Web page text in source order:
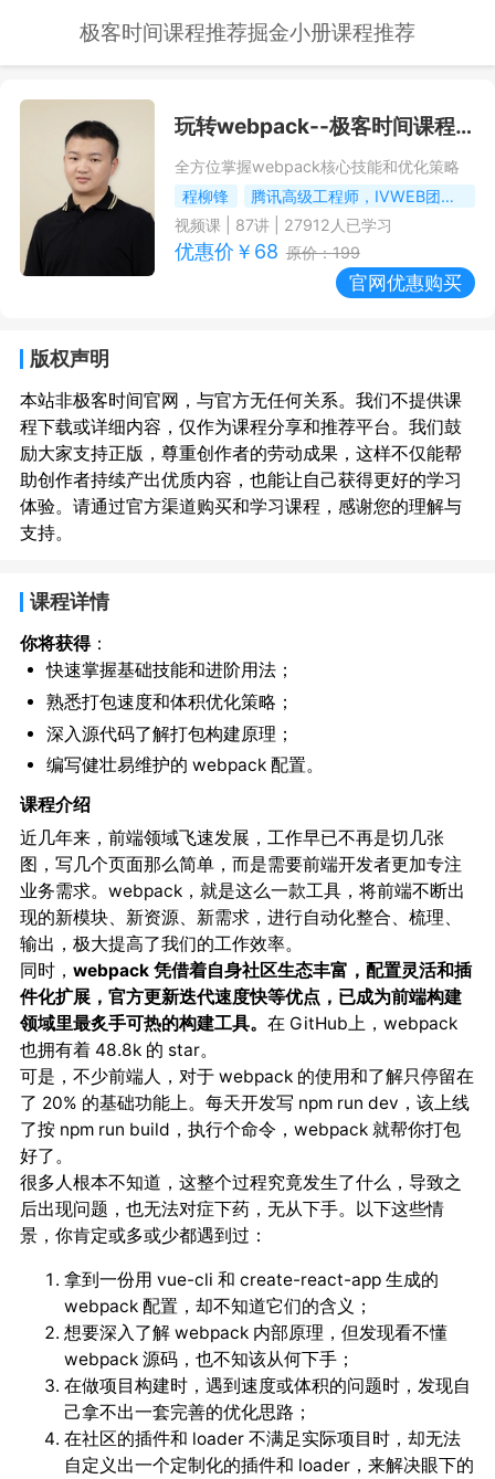
极客时间课程推荐掘金小册课程推荐
玩转webpack--极客时间课程推荐/优惠
全方位掌握webpack核心技能和优化策略
程柳锋
腾讯高级工程师，IVWEB团队社区和工程化负责人
视频课| 87讲 | 27912 人已学习
优惠价￥ 68 原价：199
官网优惠购买
版权声明
本站非极客时间官网，与官方无任何关系。我们不提供课
程下载或详细内容，仅作为课程分享和推荐平台。我们鼓
励大家支持正版，尊重创作者的劳动成果，这样不仅能帮
助创作者持续产出优质内容，也能让自己获得更好的学习
体验。请通过官方渠道购买和学习课程，感谢您的理解与
支持。
课程详情
你将获得：
快速掌握基础技能和进阶用法；
熟悉打包速度和体积优化策略；
深入源代码了解打包构建原理；
编写健壮易维护的 webpack 配置。
课程介绍
近几年来，前端领域飞速发展，工作早已不再是切几张
图，写几个页面那么简单，而是需要前端开发者更加专注
业务需求。webpack，就是这么一款工具，将前端不断出
现的新模块、新资源、新需求，进行自动化整合、梳理、
输出，极大提高了我们的工作效率。
同时， webpack 凭借着自身社区生态丰富，配置灵活和插
件化扩展，官方更新迭代速度快等优点，已成为前端构建
领域里最炙手可热的构建工具。 在 GitHub上，webpack
也拥有着 48.8k 的 star。
可是，不少前端人，对于 webpack 的使用和了解只停留在
了 20% 的基础功能上。每天开发写 npm run dev，该上线
了按 npm run build，执行个命令，webpack 就帮你打包
好了。
很多人根本不知道，这整个过程究竟发生了什么，导致之
后出现问题，也无法对症下药，无从下手。以下这些情
景，你肯定或多或少都遇到过：
拿到一份用 vue-cli 和 create-react-app 生成的
webpack 配置，却不知道它们的含义；
想要深入了解 webpack 内部原理，但发现看不懂
webpack 源码，也不知该从何下手；
在做项目构建时，遇到速度或体积的问题时，发现自
己拿不出一套完善的优化思路；
在社区的插件和 loader 不满足实际项目时，却无法
自定义出一个定制化的插件和 loader，来解决眼下的